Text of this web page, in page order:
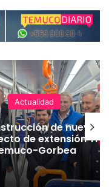
Actualidad
de nuevas
de extensión
Gorbea